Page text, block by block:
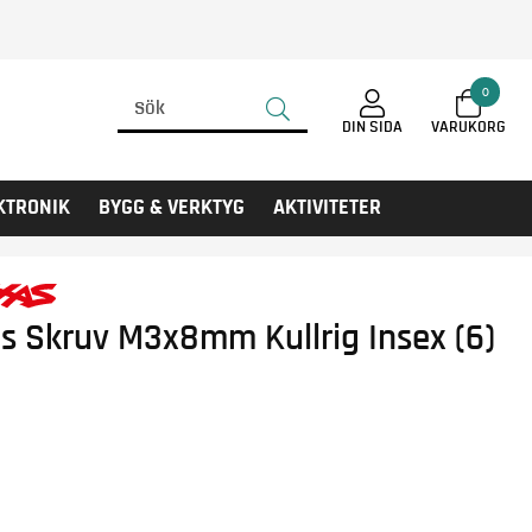
0
DIN SIDA
BYGG & VERKTYG AKTIVITETER
Skruv M3x8mm Kullrig Insex (6)